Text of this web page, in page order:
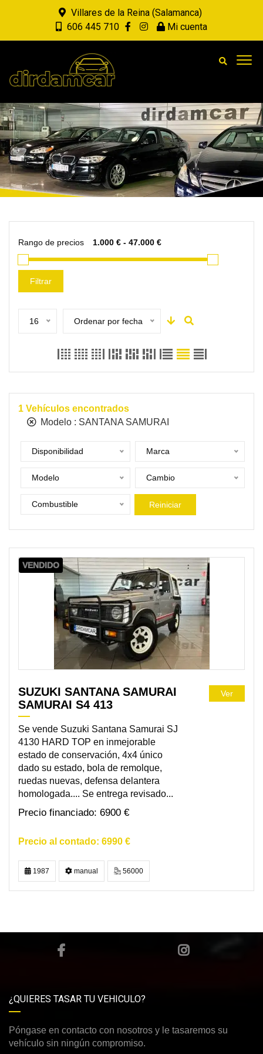
Villares de la Reina (Salamanca)
606 445 710
Mi cuenta
Rango de precios
Filtrar
16 Ordenar por fecha
1 Vehículos encontrados
Modelo : SANTANA SAMURAI
Disponibilidad Marca
Modelo Cambio
Combustible Reiniciar
VENDIDO
SUZUKI SANTANA SAMURAI
SAMURAI S4 413
Se vende Suzuki Santana Samurai SJ
4130 HARD TOP en inmejorable
estado de conservación, 4x4 único
dado su estado, bola de remolque,
ruedas nuevas, defensa delantera
homologada.... Se entrega revisado...
6900 €
6990 €
Ver
1987 manual 56000
¿QUIERES TASAR TU VEHICULO?
Póngase en contacto con nosotros y le tasaremos su
vehículo sin ningún compromiso.